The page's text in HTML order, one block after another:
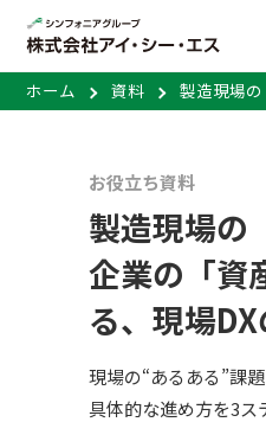
ホーム 資料 製造現場
お役立ち資料
製造現場の
企業の「資
る、現場
現場の“あるある”課
具体的な進め方を3ス